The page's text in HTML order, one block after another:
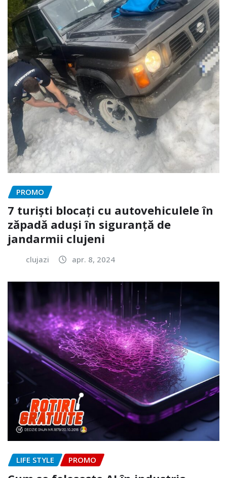
PROMO
7 turiști blocați cu autovehiculele în
zăpadă aduși în siguranță de
jandarmii clujeni
clujazi apr. 8, 2024
LIFE STYLE PROMO